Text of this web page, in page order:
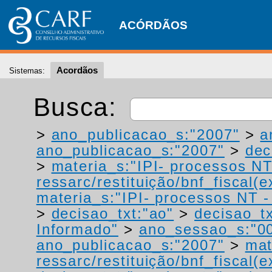
ACÓRDÃOS
Sistemas: Acordãos
Busca:
> ano_publicacao_s:"2007" >
ano_publicacao_s:"2007" >
> materia_s:"IPI- processos
ressarc/restituição/
materia_s:"IPI- processos NT
> decisao_txt:"ao" >
Informado" >
ano_publicacao_s:"2007" >
ressarc/restituição/